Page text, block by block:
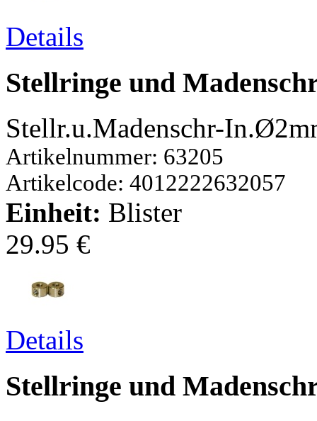
Details
Stellringe und
Stellr.u.Madenschr-
Artikelnummer: 63205
Artikelcode: 4012222632057
Einheit: Blister
29.95 €
Details
Stellringe und